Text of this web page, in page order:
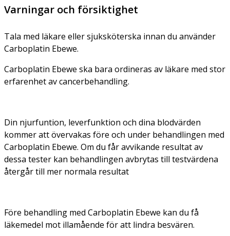
Varningar och försiktighet
Tala med läkare eller sjuksköterska innan du använder
Carboplatin Ebewe.
Carboplatin Ebewe ska bara ordineras av läkare med stor
erfarenhet av cancerbehandling.
Din njurfuntion, leverfunktion och dina blodvärden
kommer att övervakas före och under behandlingen med
Carboplatin Ebewe. Om du får avvikande resultat av
dessa tester kan behandlingen avbrytas till testvärdena
återgår till mer normala resultat
Före behandling med Carboplatin Ebewe kan du få
läkemedel mot illamående för att lindra besvären.